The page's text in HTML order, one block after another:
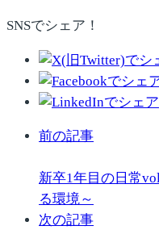
SNSでシェア！
前の記事
新卒1年目の日常
る環境～
次の記事